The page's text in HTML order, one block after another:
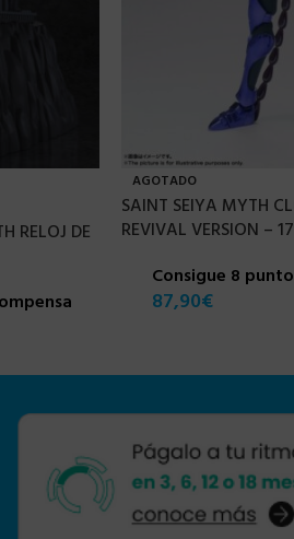
RELOJ DE
AGOTADO
SAINT SEIYA MYTH
REVIVAL VERSION –
Consigue 8
87,90€